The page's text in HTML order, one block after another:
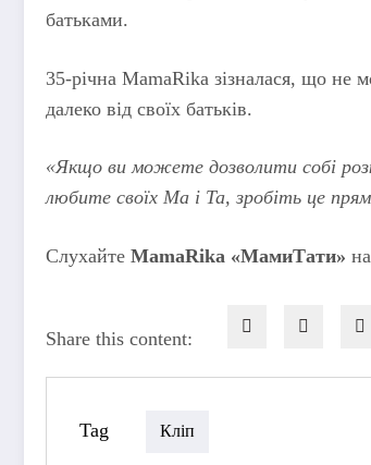
батьками.
35-річна MamaRika зізналася, що не
далеко від своїх батьків.
«Якщо ви можете дозволити собі
любите своїх Ма і Та, зробіть це
Слухайте MamaRika «МамиТати»
Share this content:
Tag Кліп